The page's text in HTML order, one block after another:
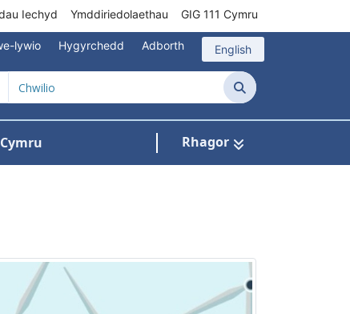
Iechyd Ymddiriedolaethau GIG 111 Cymru
lywio Hygyrchedd Adborth English
Chwilio
Rhagor